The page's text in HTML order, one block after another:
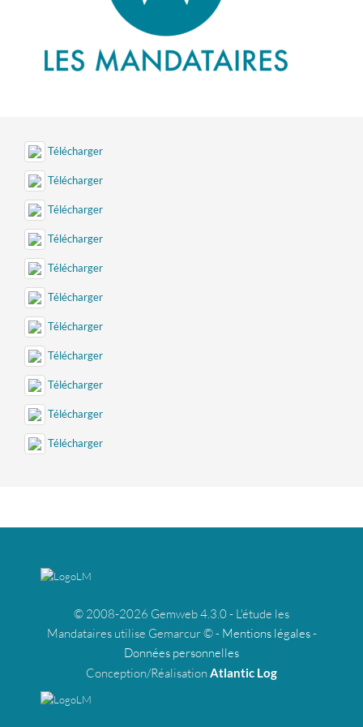
Télécharger
Télécharger
Télécharger
Télécharger
Télécharger
Télécharger
Télécharger
Télécharger
Télécharger
Télécharger
Télécharger
© 2008-2026 Gemweb 4.3.0 - L'étude les
Mandataires utilise Gemarcur © - Mentions légales-
Données personnelles
Conception/Réalisation Atlantic Log